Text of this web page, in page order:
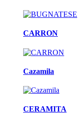
CARRON
Cazamila
CERAMITA